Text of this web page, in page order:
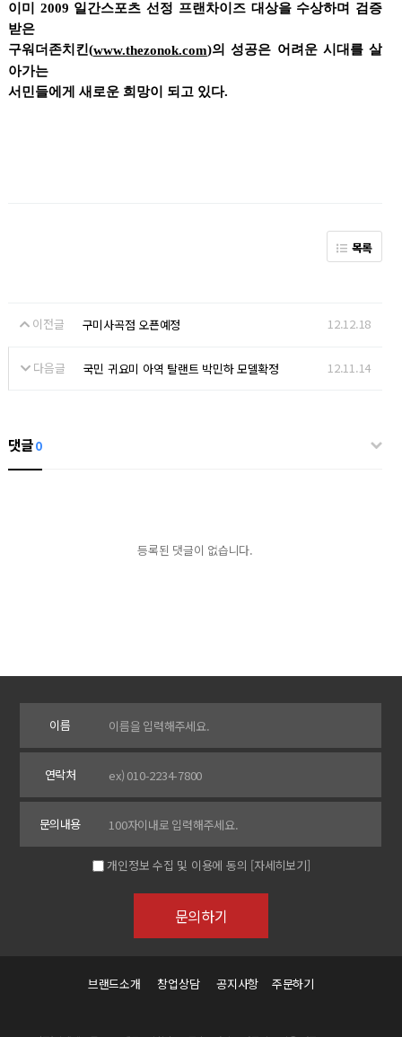
이미 2009 일간스포츠 선정 프랜차이즈 대상을 수상하며 검증
받은
구워더존치킨(www.thezonok.com)의 성공은 어려운 시대를 살
아가는
서민들에게 새로운 희망이 되고 있다.
목록
이전글 구미사곡점 오픈예정 12.12.18
다음글 국민 귀요미 아역 탈랜트 박민하 모델확정 12.11.14
댓글0
등록된 댓글이 없습니다.
이름
연락처
문의내용
개인정보 수집 및 이용에 동의 [자세히보기]
브랜드소개 창업상담 공지사항 주문하기